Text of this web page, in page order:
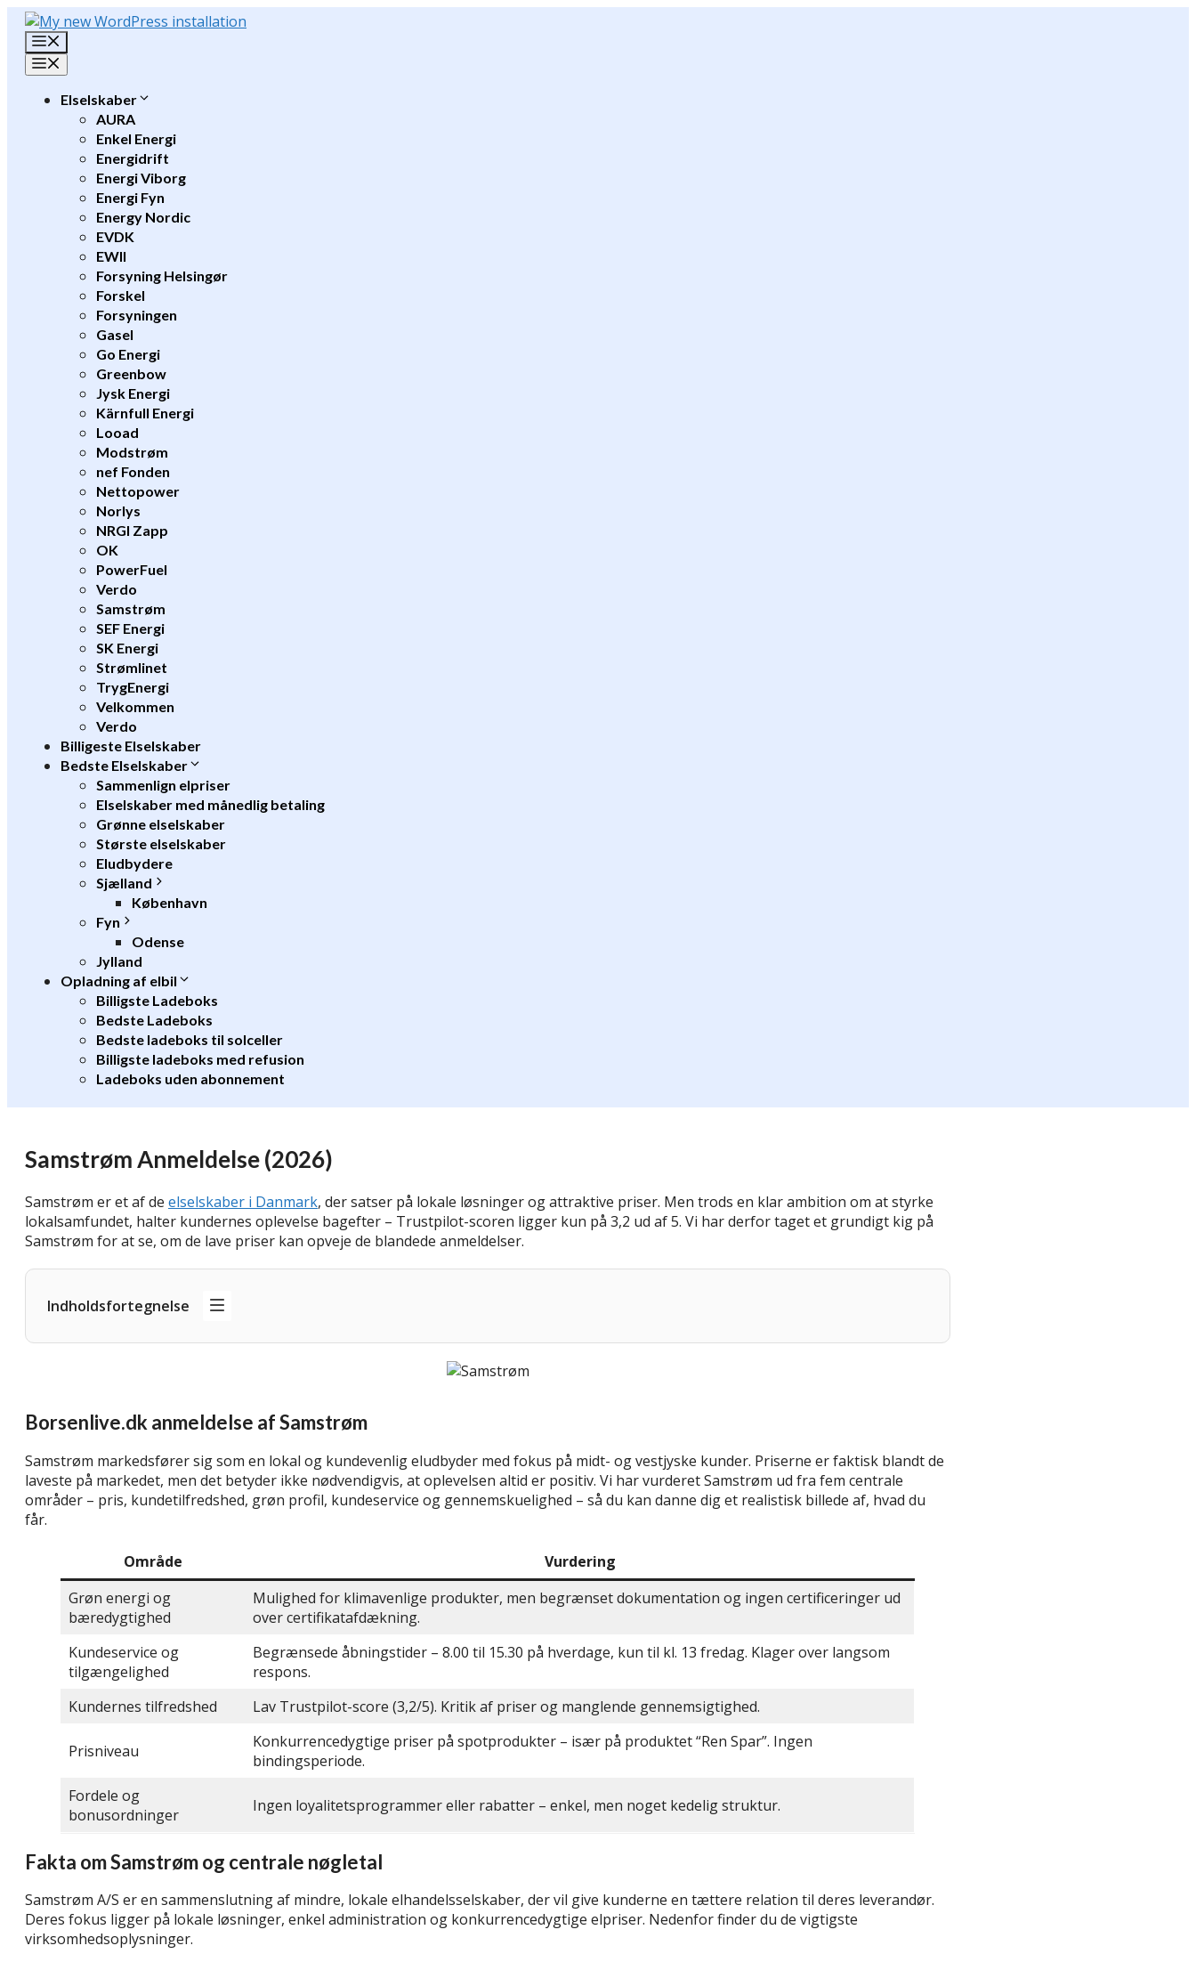
Hop
indhold
Elselskaber
AURA
Enkel Energi
Energidrift
Energi Viborg
Energi Fyn
Energy Nordic
EVDK
EWII
Forsyning Helsingør
Forskel
Forsyningen
Gasel
Go Energi
Greenbow
Jysk Energi
Kärnfull Energi
Looad
Modstrøm
nef Fonden
Nettopower
Norlys
NRGI Zapp
OK
PowerFuel
Verdo
Samstrøm
SEF Energi
SK Energi
Strømlinet
TrygEnergi
Velkommen
Verdo
Billigeste Elselskaber
Bedste Elselskaber
Sammenlign elpriser
Elselskaber med månedlig betaling
Grønne elselskaber
Største elselskaber
Eludbydere
Sjælland
København
Fyn
Odense
Jylland
Opladning af elbil
Billigste Ladeboks
Bedste Ladeboks
Bedste ladeboks til solceller
Billigste ladeboks med refusion
Ladeboks uden abonnement
Samstrøm Anmeldelse (2026)
Samstrøm er et af de elselskaber i Danmark, der satser på lokale løsninger og attraktive priser. Men trods en klar ambition om at styrke
lokalsamfundet, halter kundernes oplevelse bagefter – Trustpilot-scoren ligger kun på 3,2 ud af 5. Vi har derfor taget et grundigt kig på
Samstrøm for at se, om de lave priser kan opveje de blandede anmeldelser.
Indholdsfortegnelse
Borsenlive.dk anmeldelse af Samstrøm
Samstrøm markedsfører sig som en lokal og kundevenlig eludbyder med fokus på midt- og vestjyske kunder. Priserne er faktisk blandt de
laveste på markedet, men det betyder ikke nødvendigvis, at oplevelsen altid er positiv. Vi har vurderet Samstrøm ud fra fem centrale
områder – pris, kundetilfredshed, grøn profil, kundeservice og gennemskuelighed – så du kan danne dig et realistisk billede af, hvad du
får.
Område
Vurdering
Grøn energi og
bæredygtighed
Mulighed for klimavenlige produkter, men begrænset dokumentation og ingen certificeringer ud
over certifikatafdækning.
Kundeservice og
tilgængelighed
Begrænsede åbningstider – 8.00 til 15.30 på hverdage, kun til kl. 13 fredag. Klager over langsom
respons.
Kundernes tilfredshed
Lav Trustpilot-score (3,2/5). Kritik af priser og manglende gennemsigtighed.
Prisniveau
Konkurrencedygtige priser på spotprodukter – især på produktet “Ren Spar”. Ingen
bindingsperiode.
Fordele og
bonusordninger
Ingen loyalitetsprogrammer eller rabatter – enkel, men noget kedelig struktur.
Fakta om Samstrøm og centrale nøgletal
Samstrøm A/S er en sammenslutning af mindre, lokale elhandelsselskaber, der vil give kunderne en tættere relation til deres leverandør.
Deres fokus ligger på lokale løsninger, enkel administration og konkurrencedygtige elpriser. Nedenfor finder du de vigtigste
virksomhedsoplysninger.